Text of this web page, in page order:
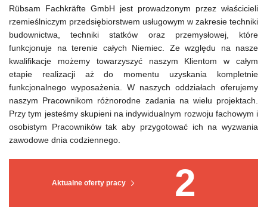
Aktualne oferty pracy 2
Rübsam Fachkräfte GmbH jest prowadzonym przez właścicieli
rzemieślniczym przedsiębiorstwem usługowym w zakresie techniki
budownictwa, techniki statków oraz przemysłowej, które
funkcjonuje na terenie całych Niemiec. Ze względu na nasze
kwalifikacje możemy towarzyszyć naszym Klientom w całym
etapie realizacji aż do momentu uzyskania kompletnie
funkcjonalnego wyposażenia. W naszych oddziałach oferujemy
naszym Pracownikom różnorodne zadania na wielu projektach.
Przy tym jesteśmy skupieni na indywidualnym rozwoju fachowym i
osobistym Pracowników tak aby przygotować ich na wyzwania
zawodowe dnia codziennego.